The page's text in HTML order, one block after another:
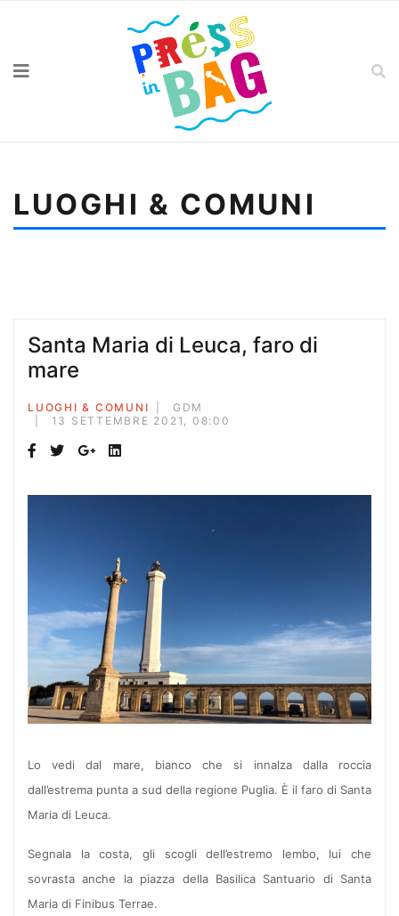
LUOGHI & COMUNI
Santa Maria di Leuca, faro di
mare
LUOGHI & COMUNI
GDM
13 SETTEMBRE 2021, 08:00
Lo vedi dal mare, bianco che si innalza dalla roccia
dall’estrema punta a sud della regione Puglia. È il faro di Santa
Maria di Leuca.
Segnala la costa, gli scogli dell’estremo lembo, lui che
sovrasta anche la piazza della Basilica Santuario di Santa
Maria di Finibus Terrae.